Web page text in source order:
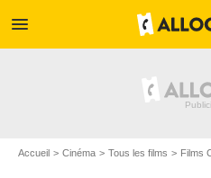
menu
Accueil Cinéma Tous les films Films